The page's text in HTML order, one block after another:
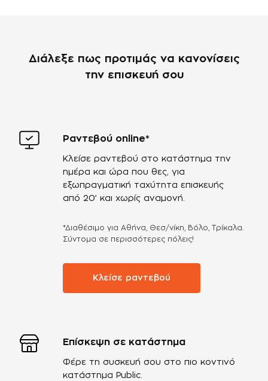
Διάλεξε πως προτιμάς να κανονίσεις
την επισκευή σου
Ραντεβού online*
Κλείσε ραντεβού στο κατάστημα την
ημέρα και ώρα που θες, για
εξωπραγματική ταχύτητα επισκευής
από 20’ και χωρίς αναμονή.
*Διαθέσιμο για Αθήνα, Θεσ/νίκη, Βόλο, Τρίκαλα.
Σύντομα σε περισσότερες πόλεις!
Κλείσε ραντεβού
Επίσκεψη σε κατάστημα
Φέρε τη συσκευή σου στο πιο κοντινό
κατάστημα Public.